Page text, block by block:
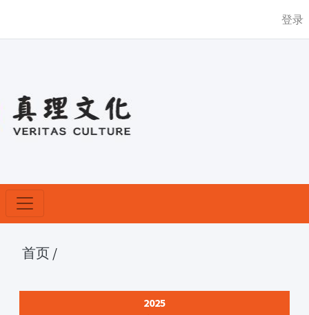
登录
首页 /
2025